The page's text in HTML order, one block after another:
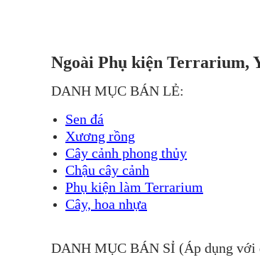
Ngoài Phụ kiện Terrarium,
DANH MỤC BÁN LẺ:
Sen đá
Xương rồng
Cây cảnh phong thủy
Chậu cây cảnh
Phụ kiện làm Terrarium
Cây, hoa nhựa
DANH MỤC BÁN SỈ (Áp dụng với